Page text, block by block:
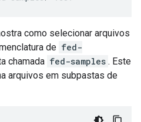
como selecionar arquivos
de fed-
chamada fed-samples . Este
arquivos em subpastas de